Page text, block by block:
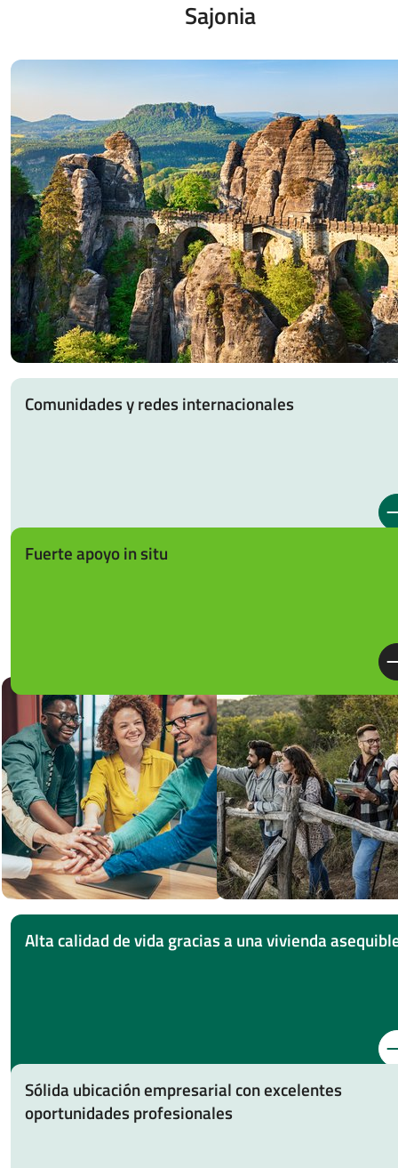
Sajonia
Comunidades y redes internacionales
Fuerte apoyo in situ
Alta calidad de vida gracias a una vivienda
Sólida ubicación empresarial con excelentes
oportunidades profesionales